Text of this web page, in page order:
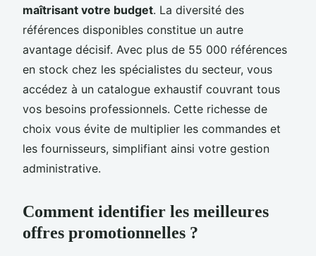
maîtrisant votre budget. La diversité des
références disponibles constitue un autre
avantage décisif. Avec plus de 55 000 références
en stock chez les spécialistes du secteur, vous
accédez à un catalogue exhaustif couvrant tous
vos besoins professionnels. Cette richesse de
choix vous évite de multiplier les commandes et
les fournisseurs, simplifiant ainsi votre gestion
administrative.
Comment identifier les meilleures
offres promotionnelles ?